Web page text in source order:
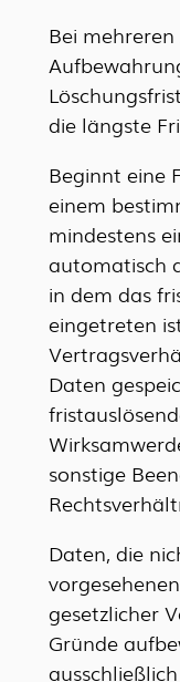
Bei
die längste
Beginnt eine
einem
mindestens
automatisch
in dem das
eingetreten
Daten
sonstige
Daten, die
gesetzlicher
Gründe